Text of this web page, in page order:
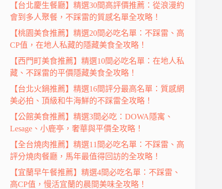
【台北慶生餐廳】精選30間高評價推薦：從浪漫約
會到多人聚餐，不踩雷的質感名單全攻略！
【桃園美食推薦】精選20間必吃名單：不踩雷、高
CP值，在地人私藏的隱藏美食全攻略！
【西門町美食推薦】精選10間必吃名單：在地人私
藏、不踩雷的平價隱藏美食全攻略！
【台北火鍋推薦】精選16間評分最高名單：質感網
美必拍、頂級和牛海鮮的不踩雷全攻略！
【公館美食推薦】精選3間必吃：DOWA隱寓、
Lesage、小鹿亭，奢華與平價全攻略！
【全台燒肉推薦】精選11間必吃名單：不踩雷、高
評分燒肉餐廳，馬年最值得回訪的全攻略！
【宜蘭早午餐推薦】精選4間必吃名單：不踩雷、
高CP值，慢活宜蘭的晨間美味全攻略！